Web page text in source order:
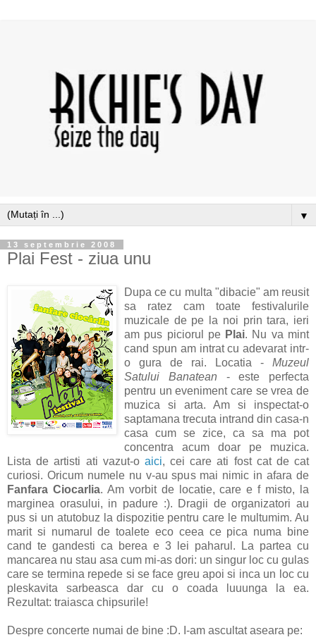
▼
13 septembrie 2008
Plai Fest - ziua unu
Dupa ce cu multa "dibacie" am reusit
sa ratez cam toate festivalurile
muzicale de pe la noi prin tara, ieri
am pus piciorul pe Plai. Nu va mint
cand spun am intrat cu adevarat intr-
o gura de rai. Locatia - Muzeul
Satului Banatean - este perfecta
pentru un eveniment care se vrea de
muzica si arta. Am si inspectat-o
saptamana trecuta intrand din casa-n
casa cum se zice, ca sa ma pot
concentra acum doar pe muzica.
Lista de artisti ati vazut-o aici, cei care ati fost cat de cat
curiosi. Oricum numele nu v-au spus mai nimic in afara de
Fanfara Ciocarlia. Am vorbit de locatie, care e f misto, la
marginea orasului, in padure :). Dragii de organizatori au
pus si un atutobuz la dispozitie pentru care le multumim. Au
marit si numarul de toalete eco ceea ce pica numa bine
cand te gandesti ca berea e 3 lei paharul. La partea cu
mancarea nu stau asa cum mi-as dori: un singur loc cu gulas
care se termina repede si se face greu apoi si inca un loc cu
pleskavita sarbeasca dar cu o coada luuunga la ea.
Rezultat: traiasca chipsurile!
Despre concerte numai de bine :D. I-am ascultat aseara pe: